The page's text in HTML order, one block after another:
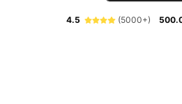
4.5 (5000+)